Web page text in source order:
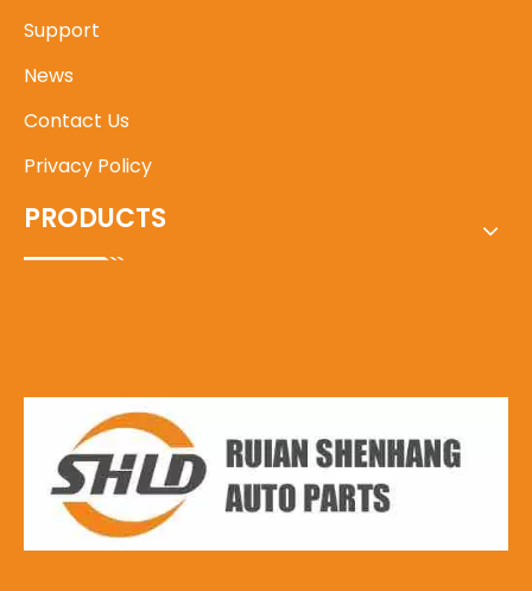
Support
News
Contact Us
Privacy Policy
PRODUCTS